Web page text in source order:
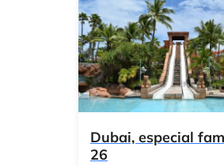
Dubai, especial
26